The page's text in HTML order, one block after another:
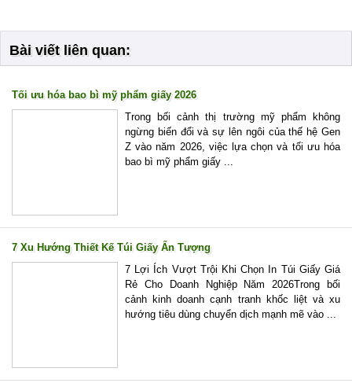
Bài viết liên quan:
Tối ưu hóa bao bì mỹ phẩm giấy 2026
Trong bối cảnh thị trường mỹ phẩm không
ngừng biến đổi và sự lên ngôi của thế hệ Gen
Z vào năm 2026, việc lựa chọn và tối ưu hóa
bao bì mỹ phẩm giấy ...
7 Xu Hướng Thiết Kế Túi Giấy Ấn Tượng
7 Lợi Ích Vượt Trội Khi Chọn In Túi Giấy Giá
Rẻ Cho Doanh Nghiệp Năm 2026Trong bối
cảnh kinh doanh cạnh tranh khốc liệt và xu
hướng tiêu dùng chuyển dịch mạnh mẽ vào ...